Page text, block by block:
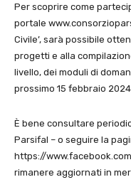
Per scoprire come
portale
Civile’, sarà possibile
progetti e alla
livello, dei moduli di
prossimo 15 febbraio 2024
È bene consultare
Parsifal – o seguire la
https://
rimanere aggiornati in